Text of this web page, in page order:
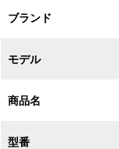
ブランド
モデル
商品名
型番